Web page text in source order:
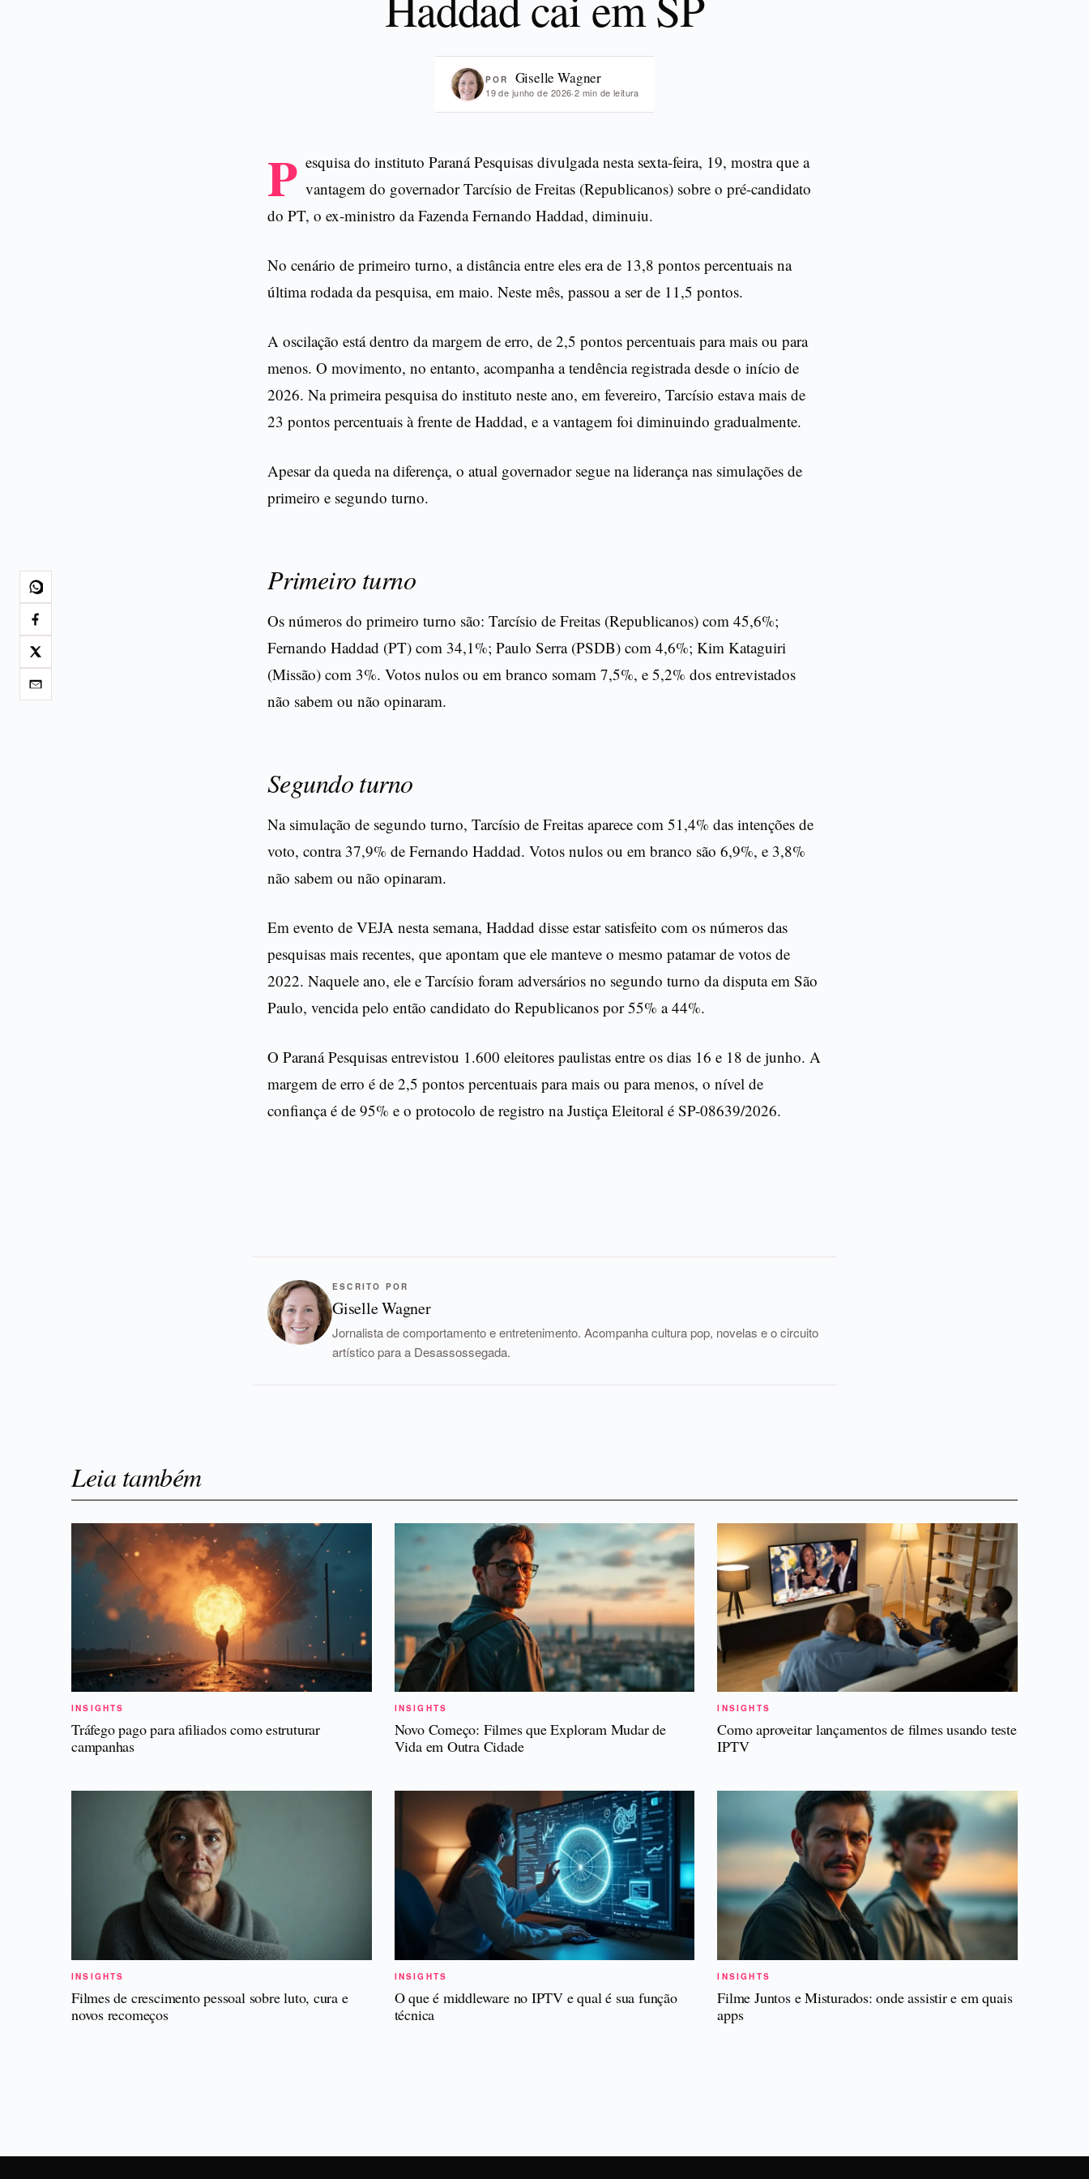
POR Giselle Wagner
19 de junho de 2026·2 min de leitura
P esquisa do instituto Paraná Pesquisas divulgada nesta sexta-feira, 19, mostra que a
vantagem do governador Tarcísio de Freitas (Republicanos) sobre o pré-candidato
do PT, o ex-ministro da Fazenda Fernando Haddad, diminuiu.
No cenário de primeiro turno, a distância entre eles era de 13,8 pontos percentuais na
última rodada da pesquisa, em maio. Neste mês, passou a ser de 11,5 pontos.
A oscilação está dentro da margem de erro, de 2,5 pontos percentuais para mais ou para
menos. O movimento, no entanto, acompanha a tendência registrada desde o início de
2026. Na primeira pesquisa do instituto neste ano, em fevereiro, Tarcísio estava mais de
23 pontos percentuais à frente de Haddad, e a vantagem foi diminuindo gradualmente.
Apesar da queda na diferença, o atual governador segue na liderança nas simulações de
primeiro e segundo turno.
Primeiro turno
Os números do primeiro turno são: Tarcísio de Freitas (Republicanos) com 45,6%;
Fernando Haddad (PT) com 34,1%; Paulo Serra (PSDB) com 4,6%; Kim Kataguiri
(Missão) com 3%. Votos nulos ou em branco somam 7,5%, e 5,2% dos entrevistados
não sabem ou não opinaram.
Segundo turno
Na simulação de segundo turno, Tarcísio de Freitas aparece com 51,4% das intenções de
voto, contra 37,9% de Fernando Haddad. Votos nulos ou em branco são 6,9%, e 3,8%
não sabem ou não opinaram.
Em evento de VEJA nesta semana, Haddad disse estar satisfeito com os números das
pesquisas mais recentes, que apontam que ele manteve o mesmo patamar de votos de
2022. Naquele ano, ele e Tarcísio foram adversários no segundo turno da disputa em São
Paulo, vencida pelo então candidato do Republicanos por 55% a 44%.
O Paraná Pesquisas entrevistou 1.600 eleitores paulistas entre os dias 16 e 18 de junho. A
margem de erro é de 2,5 pontos percentuais para mais ou para menos, o nível de
confiança é de 95% e o protocolo de registro na Justiça Eleitoral é SP-08639/2026.
ESCRITO POR
Giselle Wagner
Jornalista de comportamento e entretenimento. Acompanha cultura pop, novelas e o circuito
artístico para a Desassossegada.
Leia também
INSIGHTS
Tráfego pago para afiliados como estruturar
campanhas
INSIGHTS
Novo Começo: Filmes que Exploram Mudar de
Vida em Outra Cidade
INSIGHTS
Como aproveitar lançamentos de filmes usando teste
IPTV
INSIGHTS
Filmes de crescimento pessoal sobre luto, cura e
novos recomeços
INSIGHTS
O que é middleware no IPTV e qual é sua função
técnica
INSIGHTS
Filme Juntos e Misturados: onde assistir e em quais
apps